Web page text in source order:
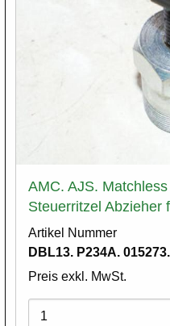
AMC. AJS.
Steuerritzel Abzieher
Artikel Nummer
DBL13. P234A.
Preis exkl. MwSt.
Varianten